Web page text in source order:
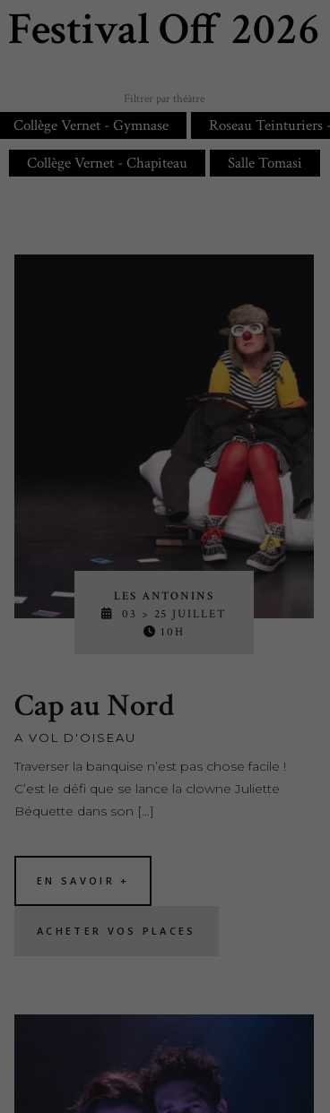
EN SAVOIR +
Festival Off 2026
Filtrer par théâtre
Collège Vernet - Gymnase Roseau Teinturiers
Collège Vernet - Chapiteau
Salle Tomasi
LES ANTONINS
03 > 25 JUILLET
10H
Cap au Nord
A VOL D'OISEAU
Traverser la banquise n’est pas chose facile !
C’est le défi que se lance la clowne Juliette
Béquette dans son […]
EN SAVOIR +
ACHETER VOS PLACES